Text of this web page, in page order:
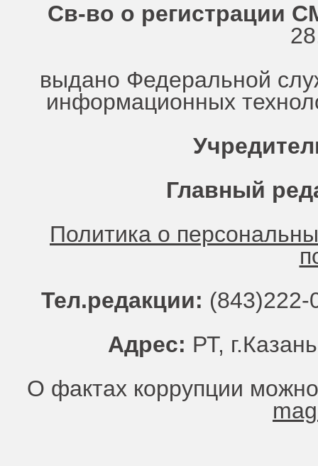
Св-во о регистрации
выдано Федеральной
информационных
Главный
Политика о
Тел.редакции:
Адрес: РТ,
О фактах коррупции